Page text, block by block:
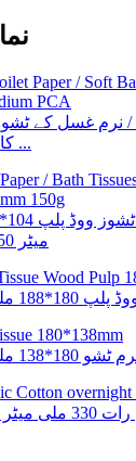
/ نرم غسل کے
کا گودا ، تو ...
میٹر 150 گرام۔
ملی میٹر۔
ٹشو 180*138 ملی میٹر۔
نامیاتی کپاس راتوں